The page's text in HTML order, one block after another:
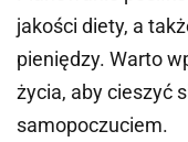
jakości diety, a
pieniędzy. Warto
życia, aby cieszyć
samopoczuciem.